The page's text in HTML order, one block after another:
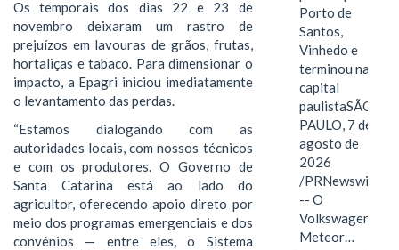
Os temporais dos dias 22 e 23 de
novembro deixaram um rastro de
prejuízos em lavouras de grãos, frutas,
hortaliças e tabaco. Para dimensionar o
impacto, a Epagri iniciou imediatamente
o levantamento das perdas.
“Estamos dialogando com as
autoridades locais, com nossos técnicos
e com os produtores. O Governo de
Santa Catarina está ao lado do
agricultor, oferecendo apoio direto por
meio dos programas emergenciais e dos
convênios — entre eles, o Sistema
Porto de
Santos,
Vinhedo e
terminou na
capital
paulistaSÃO
PAULO, 7 de
agosto de
2026
/PRNewswire/
-- O
Volkswagen
Meteor…